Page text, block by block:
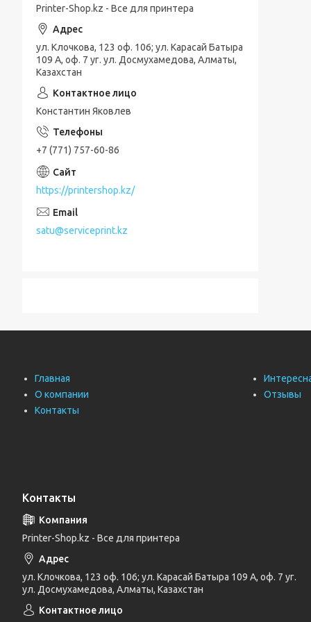
Printer-Shop.kz - Все для принтера
ул. Клочкова, 123 оф. 106; ул. Карасай Батыра
109 А, оф. 7 уг. ул. Досмухамедова, Алматы,
Казахстан
Константин Яковлев
+7 (771) 757-60-86
https://printershop.kz/
satu@serviceprint.kz
Главная
О компании
Контакты
Отзывы
Контакты
Printer-Shop.kz - Все для принтера
ул. Клочкова, 123 оф. 106; ул. Карасай Батыра 109 А, оф. 7 уг.
ул. Досмухамедова, Алматы, Казахстан